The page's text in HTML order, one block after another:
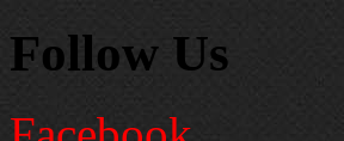
Follow Us